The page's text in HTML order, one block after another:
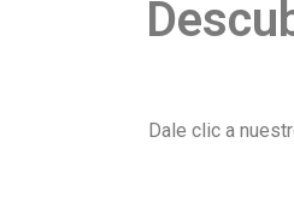
Dale clic a